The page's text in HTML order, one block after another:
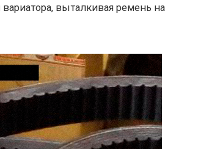
выталкивая ремень на